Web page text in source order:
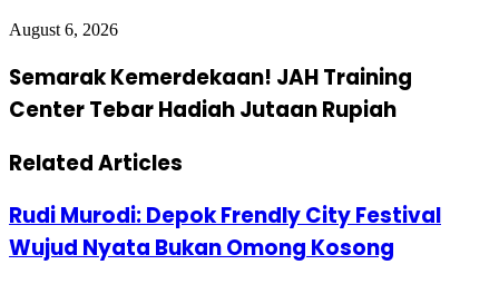
August 6, 2026
Semarak Kemerdekaan! JAH Training
Center Tebar Hadiah Jutaan Rupiah
Related Articles
Rudi Murodi: Depok Frendly City Festival
Wujud Nyata Bukan Omong Kosong